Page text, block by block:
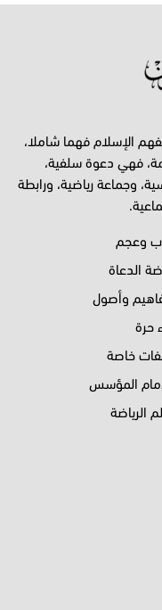
الإسلام فهما شاملا،
فهي دعوة سلفية،
وجماعة رياضية، ورابطة
وعجم
الدعاة
وأصول
حرة
خاصة
المؤسس
الرياضة